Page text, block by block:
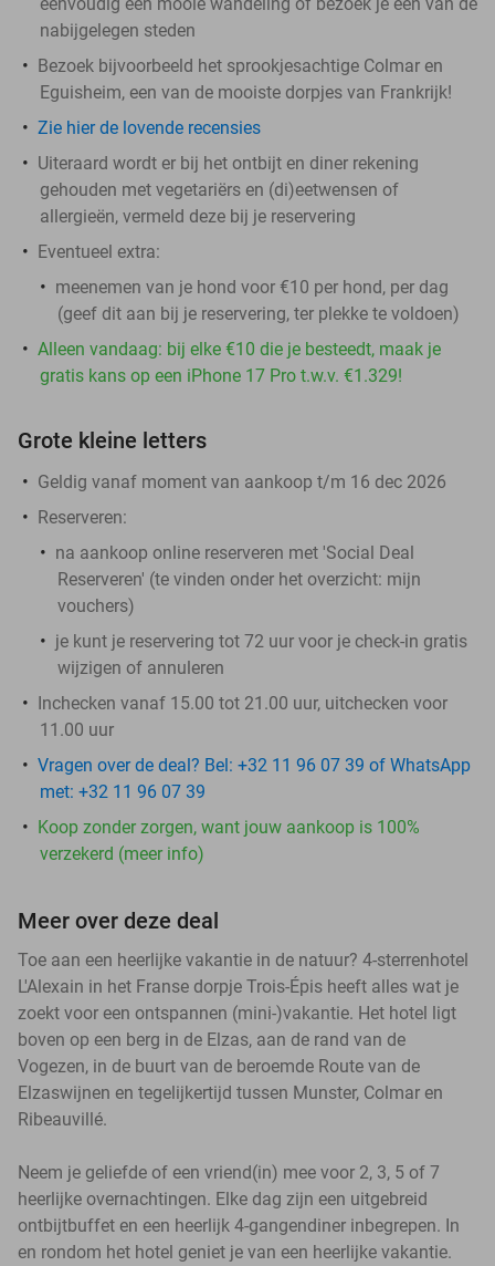
nabijgelegen steden
Bezoek bijvoorbeeld het sprookjesachtige Colmar en
Eguisheim, een van de mooiste dorpjes van Frankrijk!
Zie hier de lovende recensies
Uiteraard wordt er bij het ontbijt en diner rekening
gehouden met vegetariërs en (di)eetwensen of
allergieën, vermeld deze bij je reservering
Eventueel extra:
meenemen van je hond voor €10 per hond, per dag
(geef dit aan bij je reservering, ter plekke te voldoen)
Alleen vandaag: bij elke €10 die je besteedt, maak je
gratis kans op een iPhone 17 Pro t.w.v. €1.329!
Grote kleine letters
Geldig vanaf moment van aankoop t/m 16 dec 2026
Reserveren:
na aankoop online reserveren met 'Social Deal
Reserveren' (te vinden onder het overzicht: mijn
vouchers)
je kunt je reservering tot 72 uur voor je check-in gratis
wijzigen of annuleren
Inchecken vanaf 15.00 tot 21.00 uur, uitchecken voor
11.00 uur
Vragen over de deal? Bel: +32 11 96 07 39 of WhatsApp
met: +32 11 96 07 39
Koop zonder zorgen, want jouw aankoop is 100%
verzekerd (meer info)
Meer over deze deal
Toe aan een heerlijke vakantie in de natuur? 4-sterrenhotel
L'Alexain in het Franse dorpje Trois-Épis heeft alles wat je
zoekt voor een ontspannen (mini-)vakantie. Het hotel ligt
boven op een berg in de Elzas, aan de rand van de
Vogezen, in de buurt van de beroemde Route van de
Elzaswijnen en tegelijkertijd tussen Munster, Colmar en
Ribeauvillé.
Neem je geliefde of een vriend(in) mee voor 2, 3, 5 of 7
heerlijke overnachtingen. Elke dag zijn een uitgebreid
ontbijtbuffet en een heerlijk 4-gangendiner inbegrepen. In
en rondom het hotel geniet je van een heerlijke vakantie.